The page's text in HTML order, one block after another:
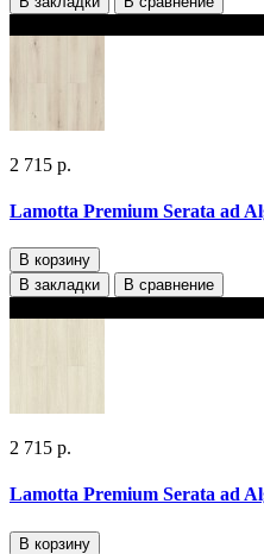
2 715 р.
Lamotta Premium Serata ad
В корзину
В закладки
В сравнение
2 715 р.
Lamotta Premium Serata ad
В корзину